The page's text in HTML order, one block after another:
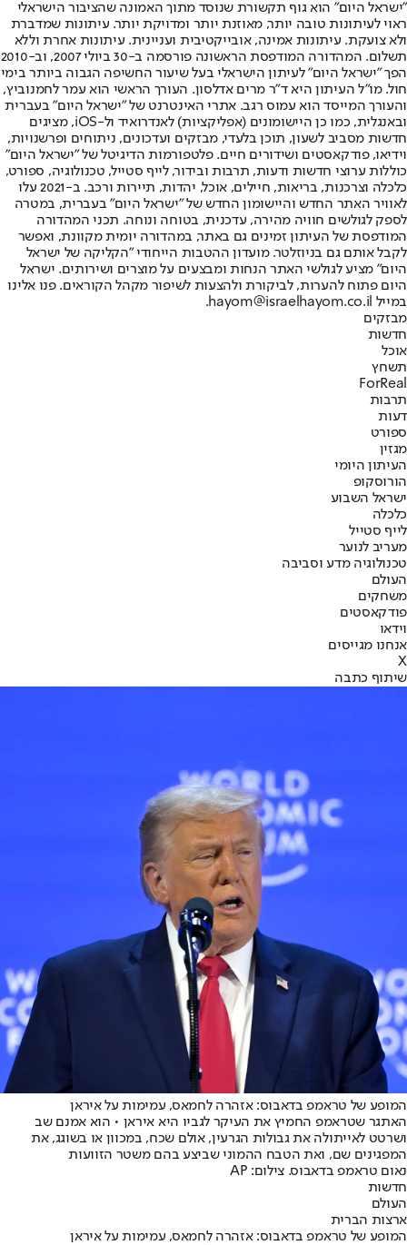
"ישראל היום" הוא גוף תקשורת שנוסד מתוך האמונה שהציבור הישראלי
ראוי לעיתונות טובה יותר, מאוזנת יותר ומדויקת יותר. עיתונות שמדברת
ולא צועקת. עיתונות אמינה, אובייקטיבית ועניינית. עיתונות אחרת וללא
תשלום. המהדורה המודפסת הראשונה פורסמה ב-30 ביולי 2007, וב-2010
הפך "ישראל היום" לעיתון הישראלי בעל שיעור החשיפה הגבוה ביותר בימי
חול. מו"ל העיתון היא ד"ר מרים אדלסון. העורך הראשי הוא עמר לחמנוביץ,
והעורך המייסד הוא עמוס רגב. אתרי האינטרנט של "ישראל היום" בעברית
ובאנגלית, כמו כן היישומונים (אפליקציות) לאנדרואיד ול-iOS, מציגים
חדשות מסביב לשעון, תוכן בלעדי, מבזקים ועדכונים, ניתוחים ופרשנויות,
וידיאו, פודקאסטים ושידורים חיים. פלטפורמות הדיגיטל של "ישראל היום"
כוללות ערוצי חדשות ודעות, תרבות ובידור, לייף סטייל, טכנולוגיה, ספורט,
כלכלה וצרכנות, בריאות, חיילים, אוכל, יהדות, תיירות ורכב. ב-2021 עלו
לאוויר האתר החדש והיישומון החדש של "ישראל היום" בעברית, במטרה
לספק לגולשים חוויה מהירה, עדכנית, בטוחה ונוחה. תכני המהדורה
המודפסת של העיתון זמינים גם באתר, במהדורה יומית מקוונת, ואפשר
לקבל אותם גם בניוזלטר. מועדון ההטבות הייחודי "הקליקה של ישראל
היום" מציע לגולשי האתר הנחות ומבצעים על מוצרים ושירותים. ישראל
היום פתוח להערות, לביקורת ולהצעות לשיפור מקהל הקוראים. פנו אלינו
במייל hayom@israelhayom.co.il.
מבזקים
חדשות
אוכל
תשחץ
ForReal
תרבות
דעות
ספורט
מגזין
העיתון היומי
הורוסקופ
ישראל השבוע
כלכלה
לייף סטייל
מעריב לנוער
טכנולוגיה מדע וסביבה
העולם
משחקים
פודקאסטים
וידאו
אנחנו מגייסים
X
שיתוף כתבה
המופע של טראמפ בדאבוס: אזהרה לחמאס, עמימות על איראן
האתגר שטראמפ החמיץ את העיקר לגביו היא איראן • הוא אמנם שב
ושרטט לאייתולה את גבולות הגרעין, אולם שכח, במכוון או בשוגג, את
המפגינים שם, ואת הטבח ההמוני שביצע בהם משטר הזוועות
נאום טראמפ בדאבוס. צילום: AP
חדשות
העולם
ארצות הברית
המופע של טראמפ בדאבוס: אזהרה לחמאס, עמימות על איראן